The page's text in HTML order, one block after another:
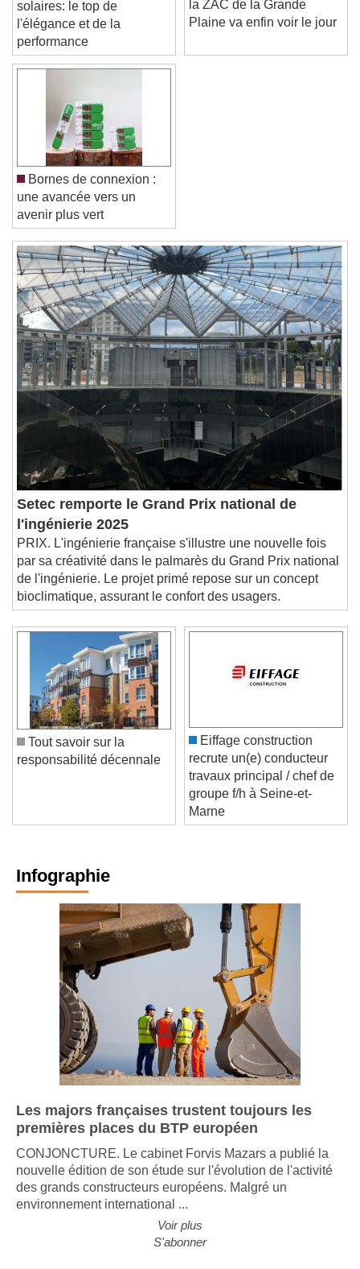
Text Edge Style
Font Family
Reset
Done
Close Modal Dialog
End of dialog window.
solaires: le top de
l'élégance et de la
performance
la ZAC de la Grande
Bornes de connexion :
une avancée vers un
avenir plus vert
Setec remporte le Grand Prix national de
l'ingénierie 2025
PRIX. L'ingénierie française s'illustre une nouvelle fois
par sa créativité dans le palmarès du Grand Prix national
de l'ingénierie. Le projet primé repose sur un concept
bioclimatique, assurant le confort des usagers.
Tout savoir sur la
Eiffage construction
recrute un(e) conducteur
travaux principal / chef de
groupe f/h à Seine-et-
Marne
Infographie
Les majors françaises trustent toujours les
premières places du BTP européen
CONJONCTURE. Le cabinet Forvis Mazars a publié la
nouvelle édition de son étude sur l'évolution de l'activité
des grands constructeurs européens. Malgré un
Voir plus